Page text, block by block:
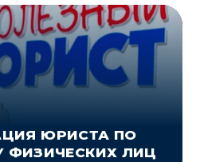
ЮРИСТА ПО
ФИЗИЧЕСКИХ ЛИЦ